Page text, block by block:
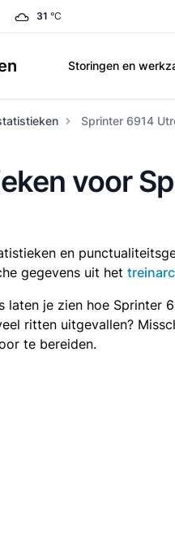
31 °C
Storingen en
Sprinter 6914
voor
en
gegevens uit het
laten je zien hoe Sprinter
ritten uitgevallen?
te bereiden.